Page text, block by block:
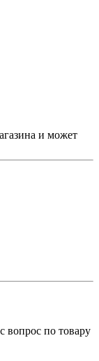
и может
вопрос по товару